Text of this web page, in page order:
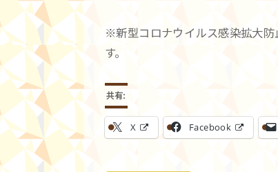
※新型コロナウイルス感染拡大防
す。
共有:
X Facebook